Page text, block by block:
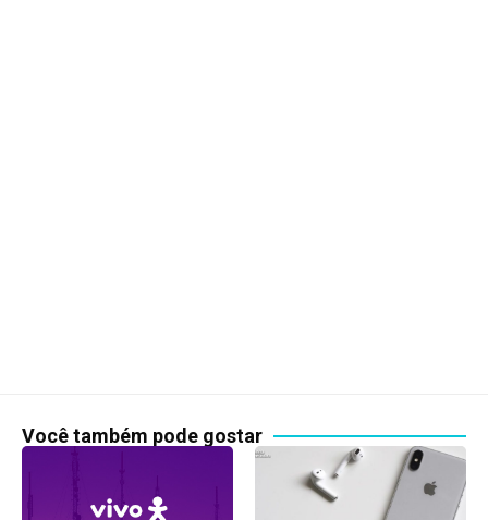
Você também pode gostar